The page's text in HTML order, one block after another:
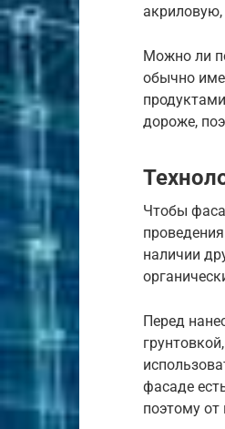
Можно ли
обычно
дороже,
Чтобы
наличии
Перед
фасаде
поэтому от